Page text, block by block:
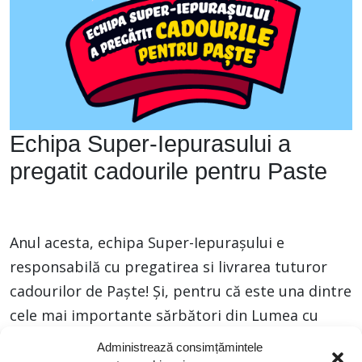
Administrează consimțămintele
Echipa Super-Iepurasului a
pregatit cadourile pentru Paste
Anul acesta, echipa Super-Iepurașului e
responsabilă cu pregatirea si livrarea tuturor
cadourilor de Paște! Și, pentru că este una dintre
cele mai importante sărbători din Lumea cu
Imaginație, in magazinele Noriel gasesti reduceri